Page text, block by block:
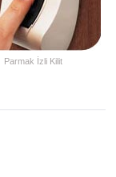
Parmak İzli Kilit